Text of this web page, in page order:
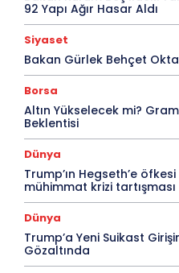
92 Yapı Ağır Hasar Aldı
Siyaset
Bakan Gürlek Behçet
Borsa
Altın Yükselecek mi?
Beklentisi
Dünya
Trump’ın Hegseth’e
mühimmat krizi tartışması
Dünya
Trump’a Yeni Suikast
Gözaltında